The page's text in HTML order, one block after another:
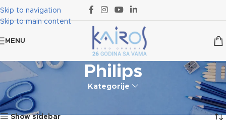
Skip to navigation
Skip to main content
MENU
Philips
Kategorije
Početna Proizvod označen „Philips“ Prikaz 1–12 od 73 rezultata
Show sidebar